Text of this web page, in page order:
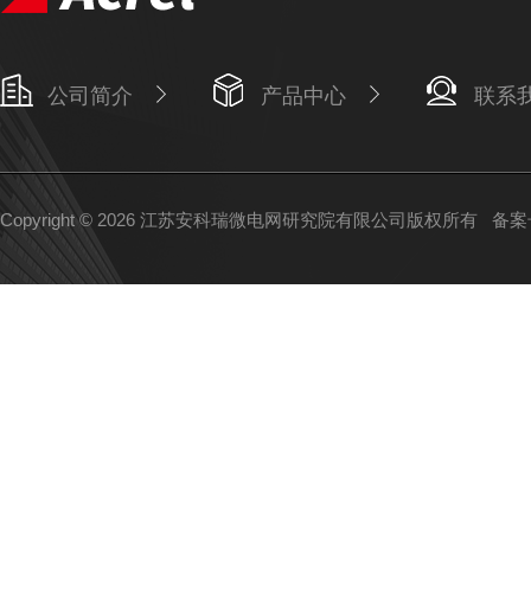
公司简介 产品中心 联系
Copyright © 2026 江苏安科瑞微电网研究院有限公司版权所有 备案